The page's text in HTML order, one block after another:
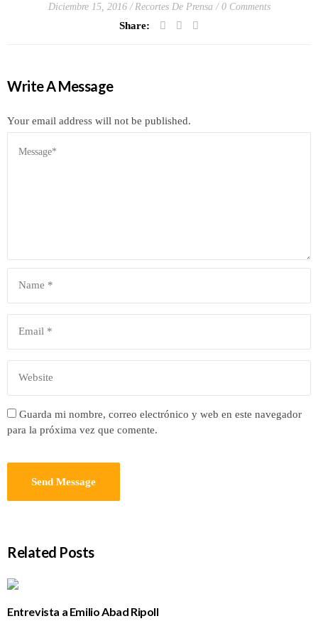
Diciembre 15, 2016 Recortes De Prensa 0 Comments
Share:
Write A Message
Your email address will not be published.
Guarda mi nombre, correo electrónico y web en este navegador
para la próxima vez que comente.
Related Posts
Entrevista a Emilio Abad Ripoll